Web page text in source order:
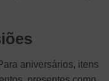
aniversários, itens